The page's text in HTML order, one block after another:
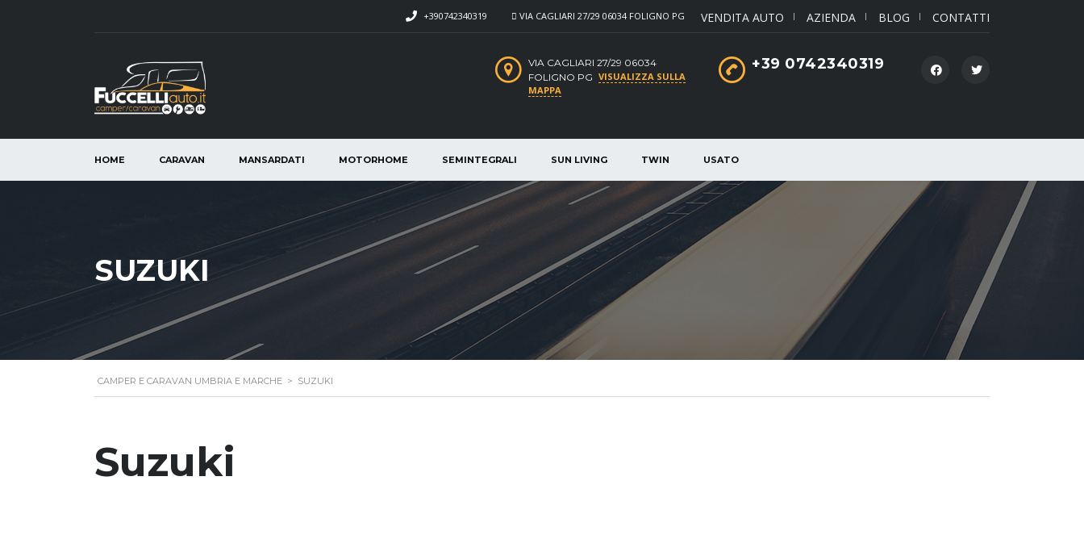
VENDITA AUTO AZIENDA BLOG CONTATTI
VIA CAGLIARI 27/29 06034 FOLIGNO PG
+390742340319
+39 0742340319
VIA CAGLIARI 27/29 06034
FOLIGNO PG VISUALIZZA SULLA
MAPPA
HOME CARAVAN MANSARDATI MOTORHOME SEMINTEGRALI SUN LIVING TWIN USATO
SUZUKI
CAMPER E CARAVAN UMBRIA E MARCHE > SUZUKI
Suzuki